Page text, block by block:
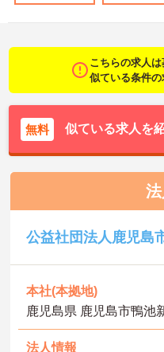
こちらの求人は
似ている条件の
無料 似ている求人を
公益社団法人鹿児島
本社(本拠地)
鹿児島県 鹿児島市鴨池
法人情報